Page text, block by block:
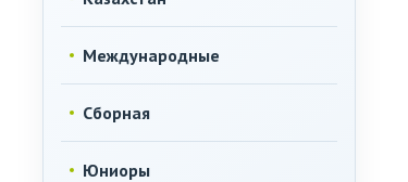
Международные
Сборная
Юниоры